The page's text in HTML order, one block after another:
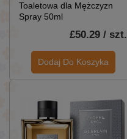
Toaletowa dla Mężczyzn
Spray 50ml
£50.29 / szt.
Dodaj Do Koszyka